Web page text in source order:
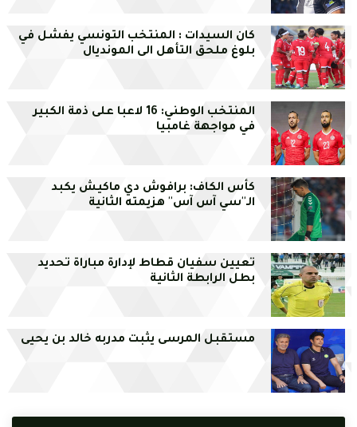
كان السيدات : المنتخب التونسي يفشل في
بلوغ ملحق التأهل الى المونديال
المنتخب الوطني: 16 لاعبا على ذمة الكبير
في مواجهة غامبيا
كأس الكاف: برافوش دي ماكيش يكبد
الـ''سي آس آس'' هزيمته الثانية
تعيين سفيان قطاط لإدارة مباراة تحديد
بطل الرابطة الثانية
مستقبل المرسى يثبت مدربه خالد بن يحيى